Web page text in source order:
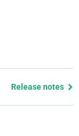
Release notes